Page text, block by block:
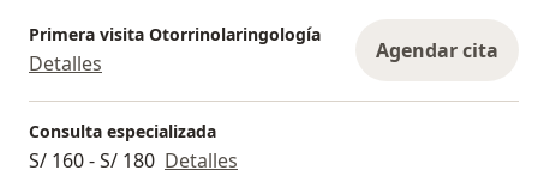
Primera visita Otorrinolaringología
Detalles Agendar cita
Consulta especializada
S/ 160 - S/ 180 Detalles